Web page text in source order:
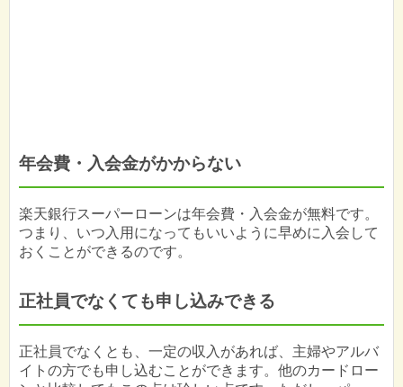
年会費・入会金がかからない
楽天銀行スーパーローンは年会費・入会金が無料です。
つまり、いつ入用になってもいいように早めに入会して
おくことができるのです。
正社員でなくても申し込みできる
正社員でなくとも、一定の収入があれば、主婦やアルバ
イトの方でも申し込むことができます。他のカードロー